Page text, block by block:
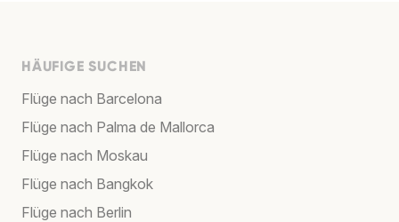
HÄUFIGE SUCHEN
Flüge nach Barcelona
Flüge nach Palma de Mallorca
Flüge nach Moskau
Flüge nach Bangkok
Flüge nach Berlin